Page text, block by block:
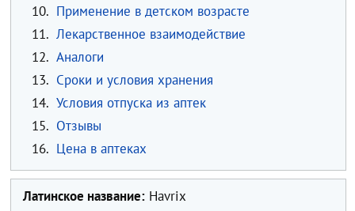
10. Применение в детском возрасте
11. Лекарственное взаимодействие
12. Аналоги
13. Сроки и условия хранения
14. Условия отпуска из аптек
15. Отзывы
16. Цена в аптеках
Латинское название: Havrix